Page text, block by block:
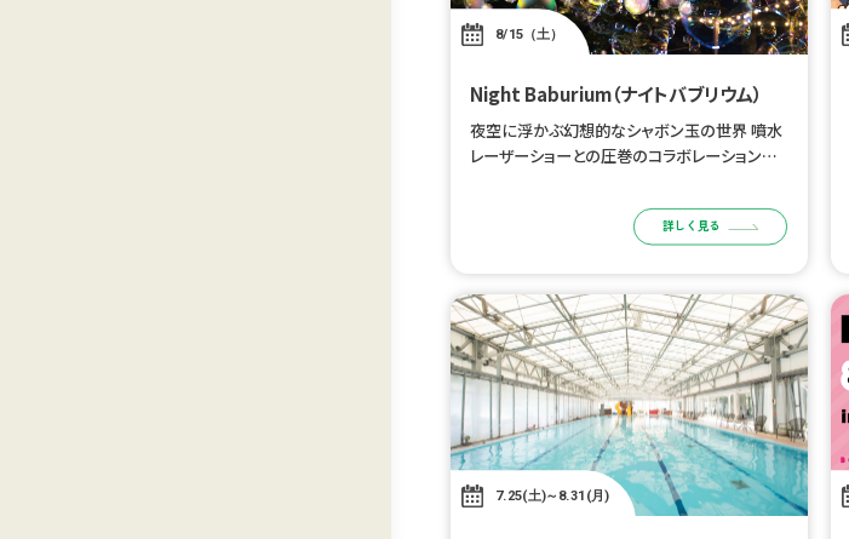
8/15（土）
Night Baburium（ナイトバブリウム）
夜空に浮かぶ幻想的なシャボン玉の世界 噴水
レーザーショーとの圧巻のコラボレーションを
～の1公演のみ ※噴水レーザーショーとの同
詳しく見る
7.25(土)～8.31(月)